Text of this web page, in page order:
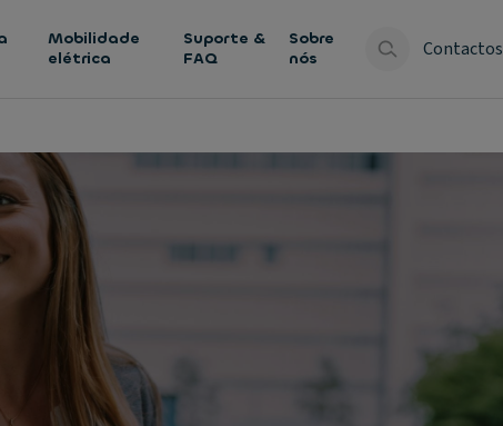
Mobilidade
elétrica
Suporte &
FAQ
Sobre
nós
Contactos